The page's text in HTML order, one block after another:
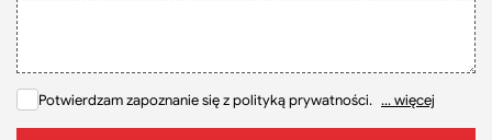
Potwierdzam zapoznanie się z polityką prywatności. ... więcej